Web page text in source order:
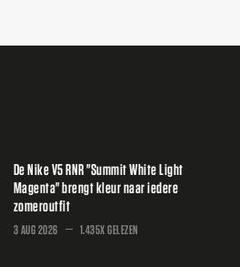
De Nike V5 RNR "Summit White Light
Magenta" brengt kleur naar iedere
zomeroutfit
3 AUG 2026 1.435X GELEZEN